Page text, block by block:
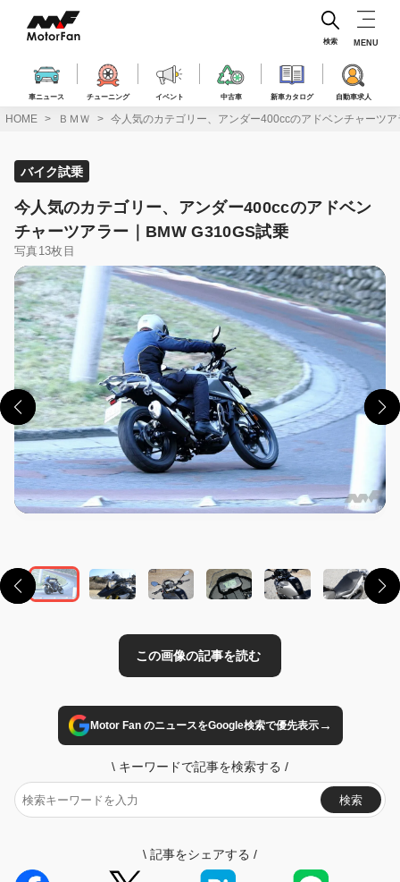
ス
車ニュース チューニング イベント 中古車 新車カタログ 自動車求人
検索 MENU
HOME ＢＭＷ 今人気のカテゴリー、アンダー400ccのアドベンチャーツ
バイク試乗
今人気のカテゴリー、アンダー400ccのアドベン
チャーツアラー｜BMW G310GS試乗
写真13枚目
Motor Fan のニュースをGoogle検索で優先表示→
\ キーワードで記事を検索する /
検索
\ 記事をシェアする /